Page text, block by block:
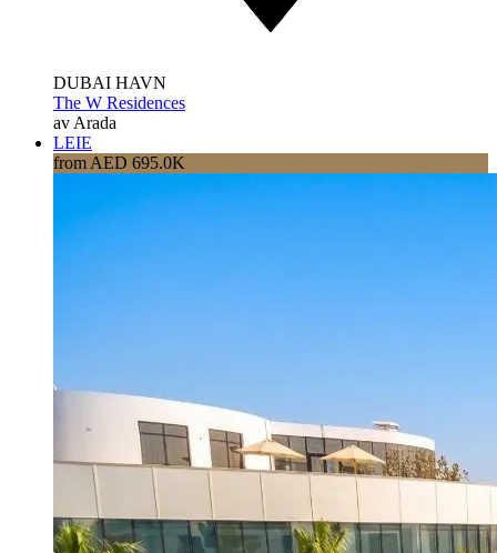
DUBAI HAVN
The W Residences
av Arada
LEIE
from AED 695.0K